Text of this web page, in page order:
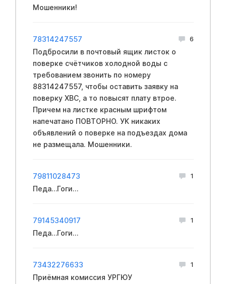
Мошенники!
78314247557 6
Подбросили в почтовый ящик листок о
поверке счётчиков холодной воды с
требованием звонить по номеру
88314247557, чтобы оставить заявку на
поверку ХВС, а то повысят плату втрое.
Причем на листке красным шрифтом
напечатано ПОВТОРНО. УК никаких
объявлений о поверке на подъездах дома
не размещала. Мошенники.
79811028473 1
Педа…Гоги…
79145340917 1
Педа…Гоги…
73432276633 1
Приёмная комиссия УРГЮУ